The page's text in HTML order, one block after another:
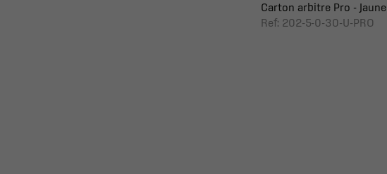
Carton arbitre Pro - Jaune
Ref: 202-5-0-30-U-PRO